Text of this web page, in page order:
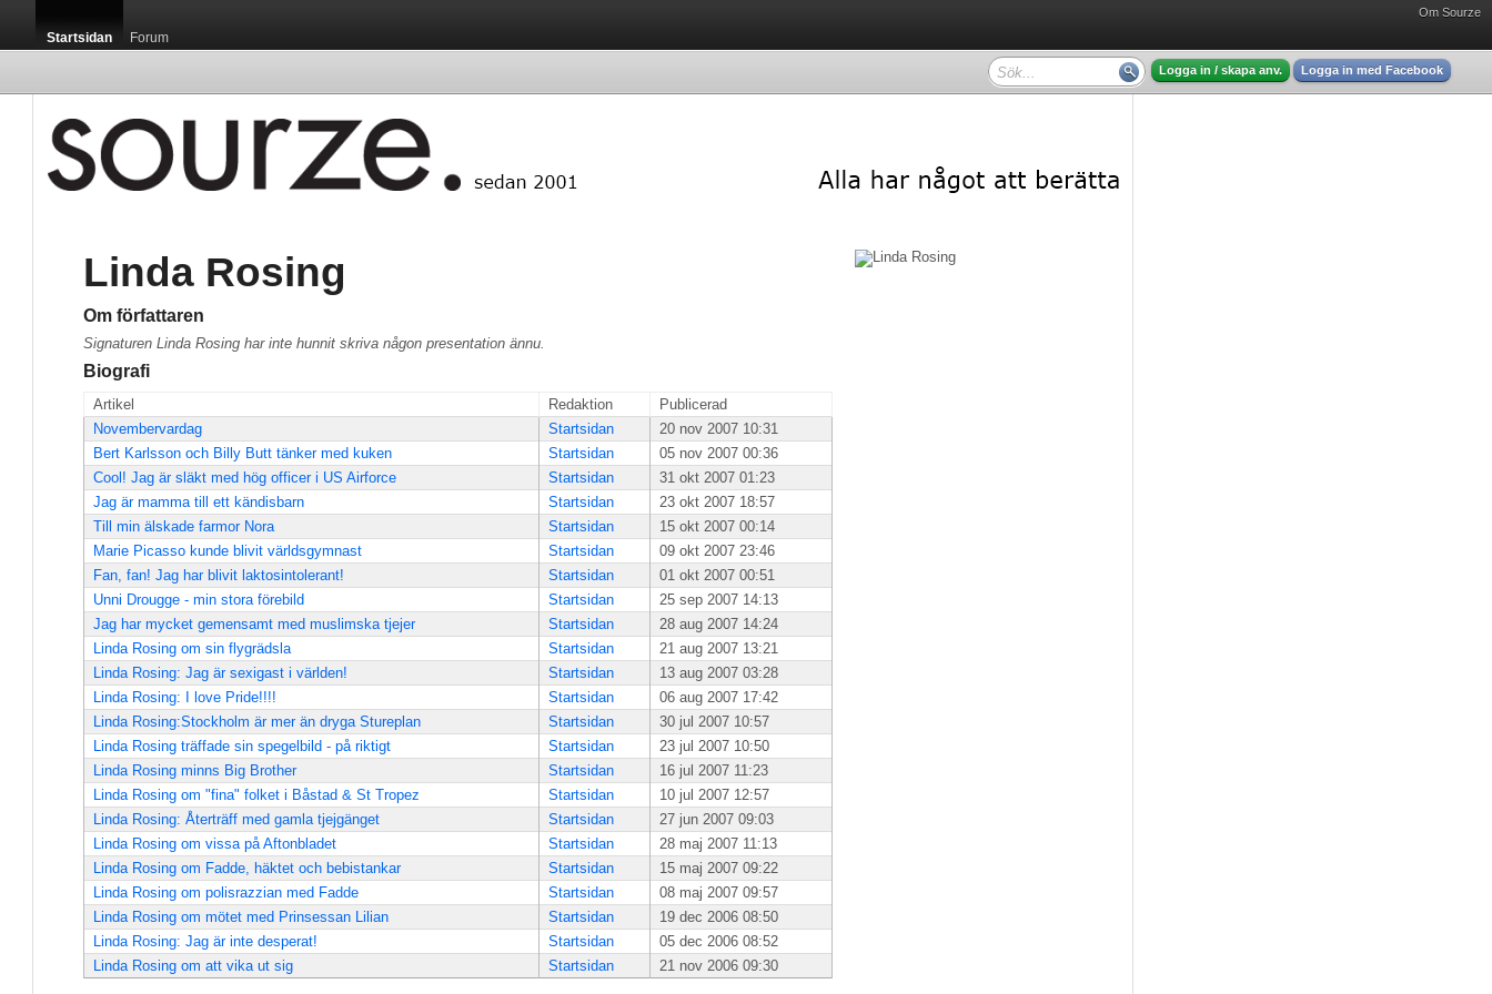
Om Sourze
Startsidan Forum
Logga in / skapa anv. Logga in med Facebook
Linda Rosing
Om författaren
Signaturen Linda Rosing har inte hunnit skriva någon presentation ännu.
Biografi
Artikel Redaktion
Publicerad
Novembervardag
Startsidan
20 nov 2007 10:31
Bert Karlsson och Billy Butt tänker med kuken
Startsidan
05 nov 2007 00:36
Cool! Jag är släkt med hög officer i US Airforce
Startsidan
31 okt 2007 01:23
Jag är mamma till ett kändisbarn
Startsidan
23 okt 2007 18:57
Till min älskade farmor Nora
Startsidan
15 okt 2007 00:14
Marie Picasso kunde blivit världsgymnast
Startsidan
09 okt 2007 23:46
Fan, fan! Jag har blivit laktosintolerant!
Startsidan
01 okt 2007 00:51
Unni Drougge - min stora förebild
Startsidan
25 sep 2007 14:13
Jag har mycket gemensamt med muslimska tjejer
Startsidan
28 aug 2007 14:24
Linda Rosing om sin flygrädsla
Startsidan
21 aug 2007 13:21
Linda Rosing: Jag är sexigast i världen!
Startsidan
13 aug 2007 03:28
Linda Rosing: I love Pride!!!!
Startsidan
06 aug 2007 17:42
Linda Rosing:Stockholm är mer än dryga Stureplan
Startsidan
30 jul 2007 10:57
Linda Rosing träffade sin spegelbild - på riktigt
Startsidan
23 jul 2007 10:50
Linda Rosing minns Big Brother
Startsidan
16 jul 2007 11:23
Linda Rosing om "fina" folket i Båstad & St Tropez
Startsidan
10 jul 2007 12:57
Linda Rosing: Återträff med gamla tjejgänget
Startsidan
27 jun 2007 09:03
Linda Rosing om vissa på Aftonbladet
Startsidan
28 maj 2007 11:13
Linda Rosing om Fadde, häktet och bebistankar
Startsidan
15 maj 2007 09:22
Linda Rosing om polisrazzian med Fadde
Startsidan
08 maj 2007 09:57
Linda Rosing om mötet med Prinsessan Lilian
Startsidan
19 dec 2006 08:50
Linda Rosing: Jag är inte desperat!
Startsidan
05 dec 2006 08:52
Linda Rosing om att vika ut sig
Startsidan 21 nov 2006 09:30